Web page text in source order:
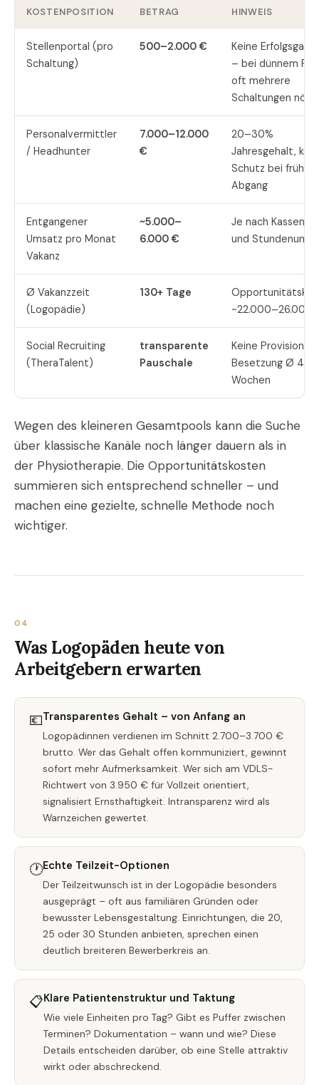
KOSTENPOSITION BETRAG HINWEIS
Stellenportal (pro
Schaltung)
500–2.000 €
Keine
– bei dünnem
oft mehrere
Schaltungen nötig
Personalvermittler
/ Headhunter
7.000–12.000
€
20–30%
Jahresgehalt, kein
Schutz bei frühem
Abgang
Entgangener
Umsatz pro Monat
Vakanz
~5.000–
6.000 €
Je nach
und
Ø Vakanzzeit
(Logopädie)
130+ Tage
~22.000–26.000
Social Recruiting
(TheraTalent)
transparente
Pauschale
Keine Provision,
Besetzung Ø 4–8
Wochen
Wegen des kleineren Gesamtpools kann die Suche
über klassische Kanäle noch länger dauern als in
der Physiotherapie. Die Opportunitätskosten
summieren sich entsprechend schneller – und
machen eine gezielte, schnelle Methode noch
wichtiger.
04
Was Logopäden heute von
Arbeitgebern erwarten
💶Transparentes Gehalt – von Anfang an
Logopädinnen verdienen im Schnitt 2.700–3.700 €
brutto. Wer das Gehalt offen kommuniziert, gewinnt
sofort mehr Aufmerksamkeit. Wer sich am VDLS-
Richtwert von 3.950 € für Vollzeit orientiert,
signalisiert Ernsthaftigkeit. Intransparenz wird als
Warnzeichen gewertet.
🕐Echte Teilzeit-Optionen
Der Teilzeitwunsch ist in der Logopädie besonders
ausgeprägt – oft aus familiären Gründen oder
bewusster Lebensgestaltung. Einrichtungen, die 20,
25 oder 30 Stunden anbieten, sprechen einen
deutlich breiteren Bewerberkreis an.
📋Klare Patientenstruktur und Taktung
Wie viele Einheiten pro Tag? Gibt es Puffer zwischen
Terminen? Dokumentation – wann und wie? Diese
Details entscheiden darüber, ob eine Stelle attraktiv
wirkt oder abschreckend.